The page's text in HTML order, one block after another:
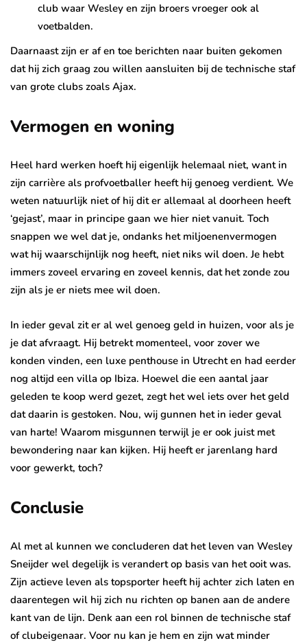
club waar Wesley en zijn broers vroeger ook al
voetbalden.
Daarnaast zijn er af en toe berichten naar buiten gekomen
dat hij zich graag zou willen aansluiten bij de technische staf
van grote clubs zoals Ajax.
Vermogen en woning
Heel hard werken hoeft hij eigenlijk helemaal niet, want in
zijn carrière als profvoetballer heeft hij genoeg verdient. We
weten natuurlijk niet of hij dit er allemaal al doorheen heeft
‘gejast’, maar in principe gaan we hier niet vanuit. Toch
snappen we wel dat je, ondanks het miljoenenvermogen
wat hij waarschijnlijk nog heeft, niet niks wil doen. Je hebt
immers zoveel ervaring en zoveel kennis, dat het zonde zou
zijn als je er niets mee wil doen.
In ieder geval zit er al wel genoeg geld in huizen, voor als je
je dat afvraagt. Hij betrekt momenteel, voor zover we
konden vinden, een luxe penthouse in Utrecht en had eerder
nog altijd een villa op Ibiza. Hoewel die een aantal jaar
geleden te koop werd gezet, zegt het wel iets over het geld
dat daarin is gestoken. Nou, wij gunnen het in ieder geval
van harte! Waarom misgunnen terwijl je er ook juist met
bewondering naar kan kijken. Hij heeft er jarenlang hard
voor gewerkt, toch?
Conclusie
Al met al kunnen we concluderen dat het leven van Wesley
Sneijder wel degelijk is verandert op basis van het ooit was.
Zijn actieve leven als topsporter heeft hij achter zich laten en
daarentegen wil hij zich nu richten op banen aan de andere
kant van de lijn. Denk aan een rol binnen de technische staf
of clubeigenaar. Voor nu kan je hem en zijn wat minder